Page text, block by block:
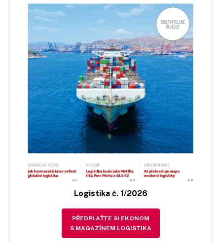
Logistika č. 1/2026
PŘEDPLAŤTE SI EKONOM
S MAGAZÍNEM LOGISTIKA